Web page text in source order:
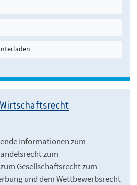
Informationen zum
zum
Gesellschaftsrecht zum
und dem Wettbewerbsrecht